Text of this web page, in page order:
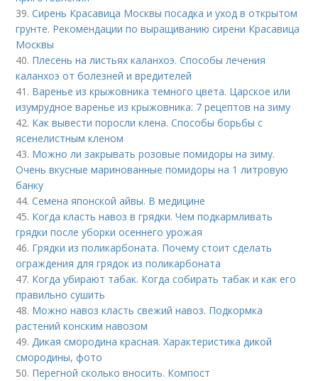
39.Сирень Красавица Москвы посадка и уход в открытом
грунте. Рекомендации по выращиванию сирени Красавица
Москвы
40. Плесень на листьях каланхоэ. Способы лечения
каланхоэ от болезней и вредителей
41. Варенье из крыжовника темного цвета. Царское или
изумрудное варенье из крыжовника: 7 рецептов на зиму
42. Как вывести поросли клена. Способы борьбы с
ясенелистным кленом
43. Можно ли закрывать розовые помидоры на зиму.
Очень вкусные маринованные помидоры на 1 литровую
банку
44.Семена японской айвы. В медицине
45. Когда класть навоз в грядки. Чем подкармливать
грядки после уборки осеннего урожая
46. Грядки из поликарбоната. Почему стоит сделать
ограждения для грядок из поликарбоната
47. Когда убирают табак. Когда собирать табак и как его
правильно сушить
48. Можно навоз класть свежий навоз. Подкормка
растений конским навозом
49.Дикая смородина красная. Характеристика дикой
смородины, фото
50. Перегной сколько вносить. Компост